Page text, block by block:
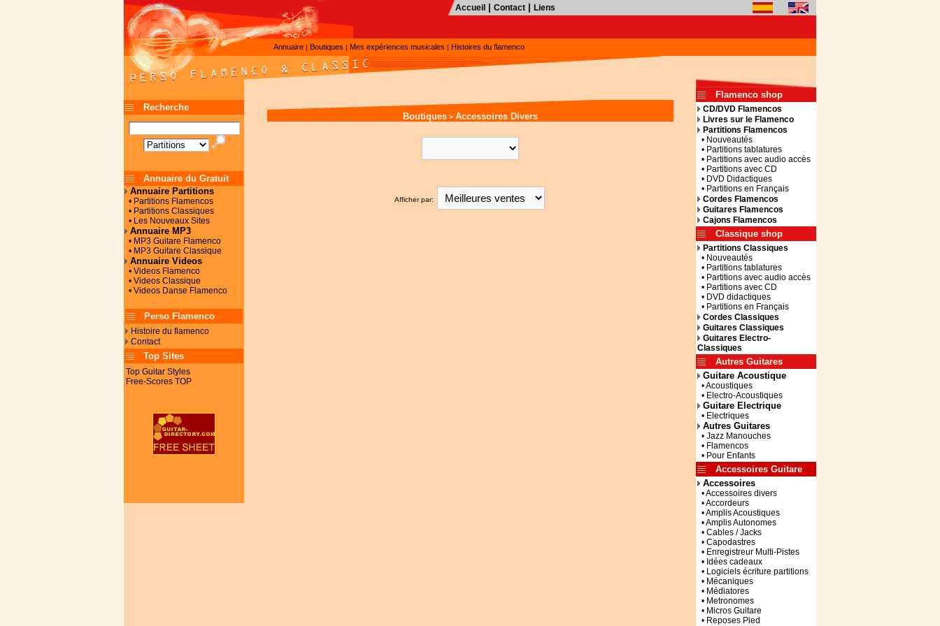
Accueil Contact Liens
Annuaire | Boutiques | Mes expériences musicales | Histoires du flamenco
Recherche
Annuaire du Gratuit
Annuaire Partitions
• Partitions Flamencos
• Partitions Classiques
• Les Nouveaux Sites
Annuaire MP3
• MP3 Guitare Flamenco
• MP3 Guitare Classique
Annuaire Videos
• Videos Flamenco
• Videos Classique
• Videos Danse Flamenco
Perso Flamenco
Histoire du flamenco
Contact
Top Sites
Top Guitar Styles
Free-Scores TOP
Boutiques> Accessoires Divers
Afficher par:
Flamenco shop
CD/DVD Flamencos
Livres sur le Flamenco
Partitions Flamencos
• Nouveautés
• Partitions tablatures
• Partitions avec audio accès
• Partitions avec CD
• DVD Didactiques
• Partitions en Français
Cordes Flamencos
Guitares Flamencos
Cajons Flamencos
Classique shop
Partitions Classiques
• Nouveautés
• Partitions tablatures
• Partitions avec audio accès
• Partitions avec CD
• DVD didactiques
• Partitions en Français
Cordes Classiques
Guitares Classiques
Guitares Electro-
Classiques
Autres Guitares
Guitare Acoustique
• Acoustiques
• Electro-Acoustiques
Guitare Electrique
• Electriques
Autres Guitares
• Jazz Manouches
• Flamencos
• Pour Enfants
Accessoires Guitare
Accessoires
• Accessoires divers
• Accordeurs
• Amplis Acoustiques
• Amplis Autonomes
• Cables / Jacks
• Capodastres
• Enregistreur Multi-Pistes
• Idées cadeaux
• Logiciels écriture partitions
• Mécaniques
• Médiatores
• Metronomes
• Micros Guitare
• Reposes Pied